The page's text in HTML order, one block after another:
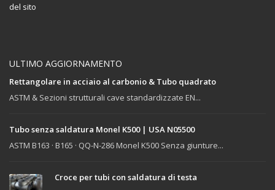
del sito
ULTIMO AGGIORNAMENTO
Rettangolare in acciaio al carbonio & Tubo quadrato
ASTM & Sezioni strutturali cave standardizzate EN...
Tubo senza saldatura Monel K500 | USA N05500
ASTM B163 · B165 · QQ-N-286 Monel K500 Senza giunture...
Croce per tubi con saldatura di testa